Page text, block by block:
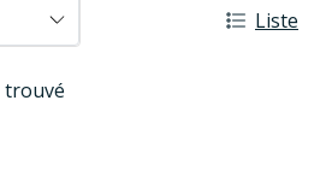
Liste
trouvé